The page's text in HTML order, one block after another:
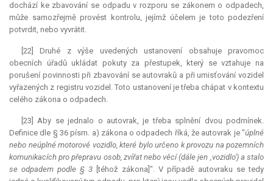
dochází ke zbavování se odpadu v rozporu se zákonem o odpadech,
může samozřejmě provést kontrolu, jejímž účelem je toto podezření
potvrdit, nebo vyvrátit.
[22] Druhé z výše uvedených ustanovení obsahuje pravomoc
obecních úřadů ukládat pokuty za přestupek, který se vztahuje na
porušení povinnosti při zbavování se autovraků a při umisťování vozidel
vyřazených z registru vozidel. Toto ustanovení je třeba chápat v kontextu
celého zákona o odpadech.
[23] Aby se jednalo o autovrak, je třeba splnění dvou podmínek.
Definice dle § 36 písm. a) zákona o odpadech říká, že autovrak je "úplné
nebo neúplné motorové vozidlo, které bylo určeno k provozu na pozemních
komunikacích pro přepravu osob, zvířat nebo věcí (dále jen ‚vozidlo') a stalo
se odpadem podle § 3 [téhož zákona]". V případě autovraku se tedy